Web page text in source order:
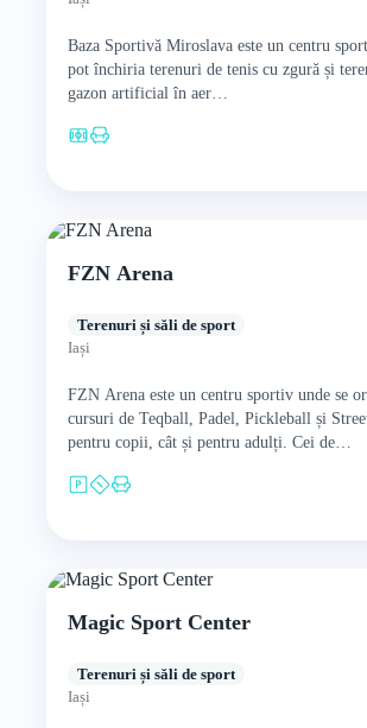
Baza Sportivă Miroslava este un centru
pot închiria terenuri de tenis cu zgură și
gazon artificial în aer…
FZN Arena
Terenuri și săli de sport
Iași
FZN Arena este un centru sportiv unde se
cursuri de Teqball, Padel, Pickleball și
pentru copii, cât și pentru adulți. Cei de…
Magic Sport Center
Terenuri și săli de sport
Iași